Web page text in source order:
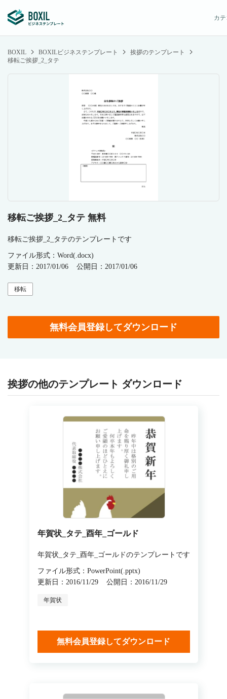
カ
BOXIL BOXILビジネステンプレート
挨拶のテンプレート
移転ご挨拶_2_タテ
移転ご挨拶_2_タテ 無料
移転ご挨拶_2_タテのテンプレートです
ファイル形式：Word(.docx)
更新日：2017/01/06
公開日：2017/01/06
移転
無料会員登録してダウンロード
挨拶の他のテンプレート ダウンロード
年賀状_タテ_酉年_ゴールド
年賀状_タテ_酉年_ゴールドのテンプレートです
ファイル形式：PowerPoint(.pptx)
更新日：2016/11/29
公開日：2016/11/29
年賀状
無料会員登録してダウンロード